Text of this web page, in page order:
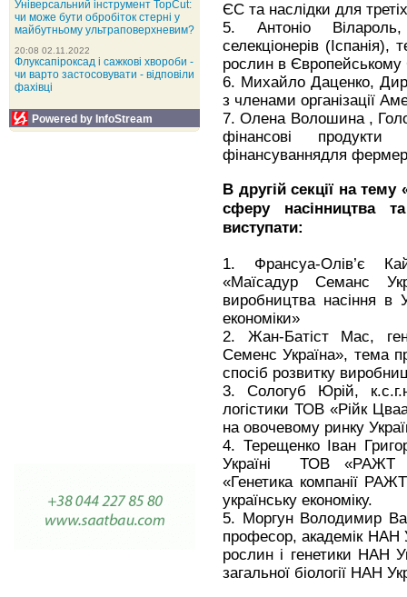
ЄС та наслідки для
5. Антоніо Вілароль,
селекціонерів
рослин в Європейському
6. Михайло Даценко,
з членами організації
7. Олена Волошина ,
фінансові
фінансуваннядля
В другій секції на
сферу насінництва
виступати:
1. Франсуа-Олів’є
«Маїсадур Семанс
виробництва насіння в
економіки»
2. Жан-Батіст Мас,
Семенс Україна», тема
спосіб розвитку
3. Сологуб Юрій,
логістики ТОВ «Рійк
на овочевому ринку
4. Терещенко Іван
Україні ТОВ «РАЖТ
«Генетика компанії
українську економіку.
5. Моргун Володимир
професор, академік НАН
рослин і генетики НАН
загальної біології НАН
Універсальний інструмент TopCut:
чи може бути обробіток стерні у
майбутньому ультраповерхневим?
20:08 02.11.2022
Флуксапіроксад і сажкові хвороби -
чи варто застосовувати - відповіли
фахівці
Powered by InfoStream